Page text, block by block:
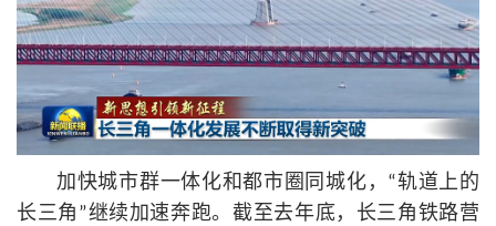
加快城市群一体化和都市圈同城化，“轨道上的
长三角”继续加速奔跑。截至去年底，长三角铁路营